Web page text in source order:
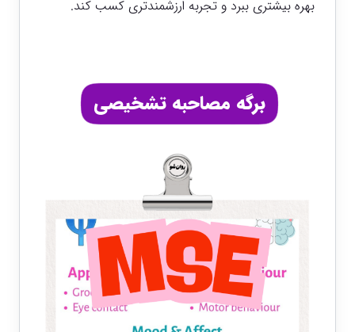
بهره بیشتری ببرد و تجربه ارزشمندتری کسب کند.
برگه مصاحبه تشخیصی